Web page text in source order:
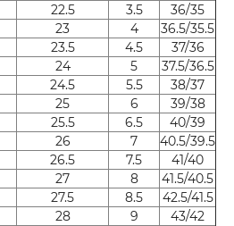
22.5 3.5
36/35
23 4
36.5/35.5
23.5 4.5
37/36
24 5
37.5/36.5
24.5 5.5
38/37
25 6
39/38
25.5 6.5
40/39
26 7
40.5/39.5
26.5 7.5
41/40
27 8
41.5/40.5
27.5 8.5
42.5/41.5
28 9
43/42